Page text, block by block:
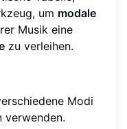
um modale
Musik eine
zu verleihen.
Modi
verwenden.